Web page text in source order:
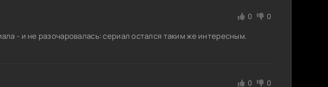
0 0
- и не разочаровалась: сериал остался таким же интересным.
0 0